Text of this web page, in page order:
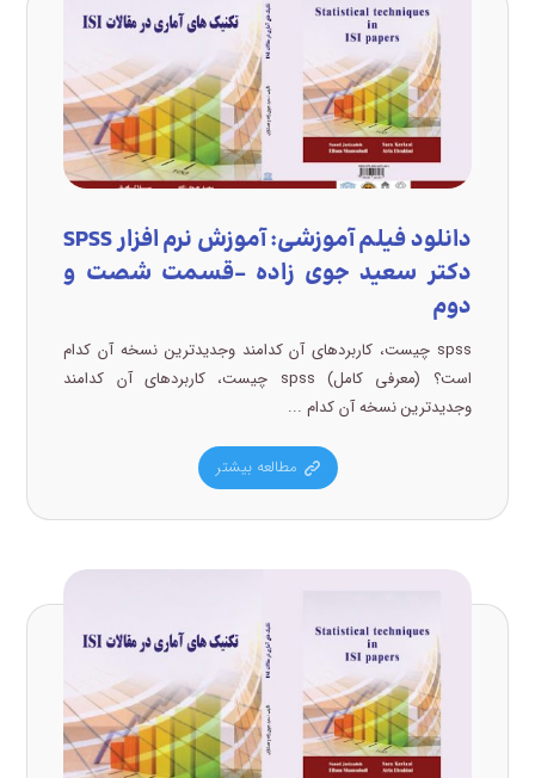
دانلود فیلم آموزشی: آموزش نرم افزار SPSS
دکتر سعید جوی زاده –قسمت شصت و
دوم
spss چیست، کاربردهای آن کدامند وجدیدترین نسخه آن کدام
است؟ (معرفی کامل) spss چیست، کاربردهای آن کدامند
وجدیدترین نسخه آن کدام ...
مطالعه بیشتر